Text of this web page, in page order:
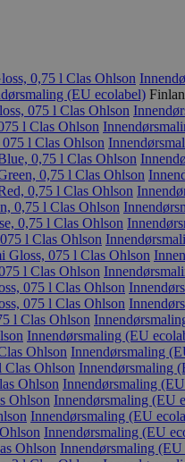
0,75 l Clas Ohlson
(EU ecolabel)
075 l Clas Ohlson
l Clas Ohlson
l Clas Ohlson
0,75 l Clas Ohlson
0,75 l Clas Ohlson
0,75 l Clas Ohlson
0,75 l Clas Ohlson
0,75 l Clas Ohlson
l Clas Ohlson
Gloss, 075 l Clas Ohlson
l Clas Ohlson
075 l Clas Ohlson
075 l Clas Ohlson
l Clas Ohlson
Innendørsmaling (EU
Ohlson Innendørsmaling
Clas Ohlson Innendørsmaling
Ohlson Innendørsmaling
Ohlson Innendørsmaling (EU
Innendørsmaling (EU
Innendørsmaling (EU
Ohlson Innendørsmaling (EU